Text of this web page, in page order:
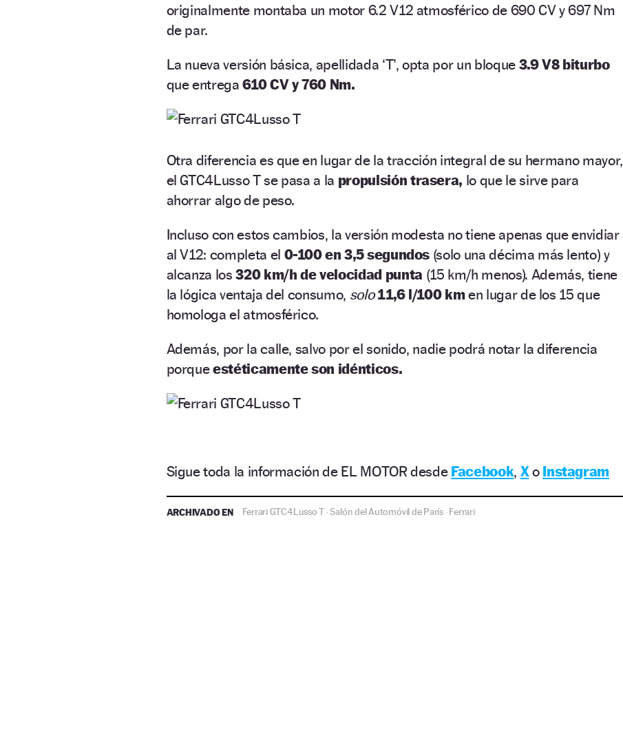
originalmente montaba un motor 6.2 V12 atmosférico de 690 CV y 697 Nm
de par.
La nueva versión básica, apellidada ‘T’, opta por un bloque 3.9 V8 biturbo
que entrega610 CV y 760 Nm.
Otra diferencia es que en lugar de la tracción integral de su hermano mayor,
el GTC4Lusso T se pasa a la propulsión trasera, lo que le sirve para
ahorrar algo de peso.
Incluso con estos cambios, la versión modesta no tiene apenas que envidiar
al V12: completa el 0-100 en 3,5 segundos (solo una décima más lento) y
alcanza los320 km/h de velocidad punta (15 km/h menos). Además, tiene
la lógica ventaja del consumo, solo 11,6 l/100 kmen lugar de los 15 que
homologa el atmosférico.
Además, por la calle, salvo por el sonido, nadie podrá notar la diferencia
porqueestéticamente son idénticos.
Sigue toda la información de EL MOTOR desde Facebook, Xo Instagram
ARCHIVADO EN Ferrari GTC4Lusso T ·Salón del Automóvil de París ·Ferrari